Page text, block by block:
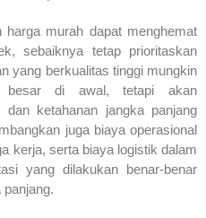
murah dapat menghemat
sebaiknya tetap prioritaskan
yang berkualitas tinggi mungkin
besar di awal, tetapi akan
ketahanan jangka panjang
juga biaya operasional
kerja, serta biaya logistik dalam
yang dilakukan benar-benar